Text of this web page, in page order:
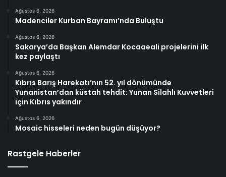
Ağustos 6, 2026
Madenciler Kurban Bayramı’nda Buluştu
Ağustos 6, 2026
Sakarya’da Başkan Alemdar Kocaaeali projelerini ilk
kez paylaştı
Ağustos 6, 2026
Kıbrıs Barış Harekatı’nın 52. yıl dönümünde
Yunanistan’dan küstah tehdit: Yunan Silahlı Kuvvetleri
için Kıbrıs yakındır
Ağustos 6, 2026
Mosaic hisseleri neden bugün düşüyor?
Rastgele Haberler